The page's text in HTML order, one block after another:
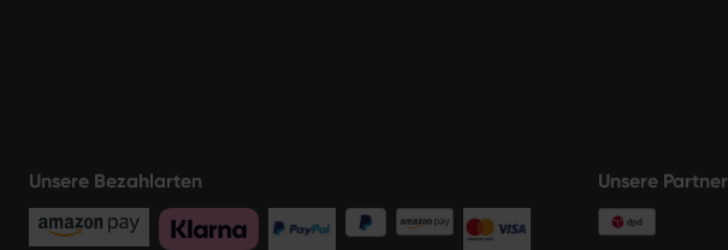
Unsere Bezahlarten Unsere Partner